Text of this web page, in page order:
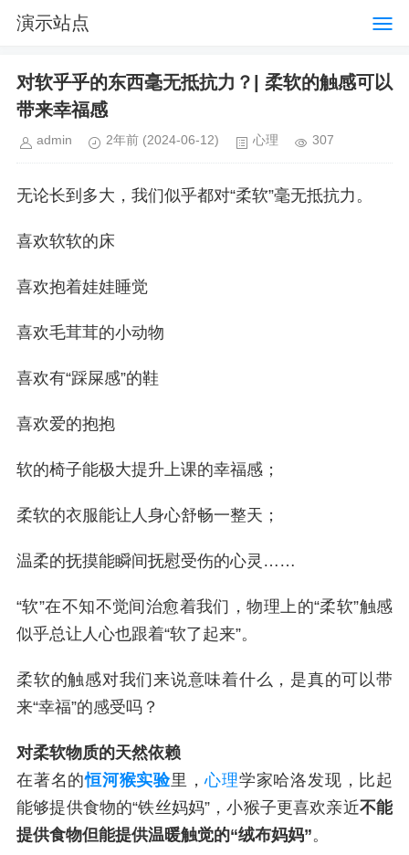
演示站点
对软乎乎的东西毫无抵抗力？| 柔软的触感可以
带来幸福感
admin 2年前 (2024-06-12) 心理 307
无论长到多大，我们似乎都对“柔软”毫无抵抗力。
喜欢软软的床
喜欢抱着娃娃睡觉
喜欢毛茸茸的小动物
喜欢有“踩屎感”的鞋
喜欢爱的抱抱
软的椅子能极大提升上课的幸福感；
柔软的衣服能让人身心舒畅一整天；
温柔的抚摸能瞬间抚慰受伤的心灵……
“软”在不知不觉间治愈着我们，物理上的“柔软”触感
似乎总让人心也跟着“软了起来”。
柔软的触感对我们来说意味着什么，是真的可以带
来“幸福”的感受吗？
对柔软物质的天然依赖
在著名的恒河猴实验里，心理学家哈洛发现，比起
能够提供食物的“铁丝妈妈”，小猴子更喜欢亲近不能
提供食物但能提供温暖触觉的“绒布妈妈”。